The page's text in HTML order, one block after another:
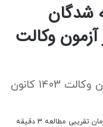
شدگان
آزمون وکالت
نحوه ثبت نام پذیرفته شدگان آزمون وکالت 1403 کانون
تقریبی مطالعه 3 دقیقه